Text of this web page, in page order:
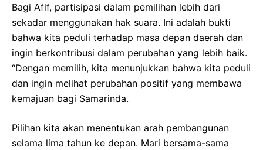
Bagi Afif, partisipasi dalam pemilihan lebih dari
sekadar menggunakan hak suara. Ini adalah bukti
bahwa kita peduli terhadap masa depan daerah dan
ingin berkontribusi dalam perubahan yang lebih baik.
“Dengan memilih, kita menunjukkan bahwa kita peduli
dan ingin melihat perubahan positif yang membawa
kemajuan bagi Samarinda.
Pilihan kita akan menentukan arah pembangunan
selama lima tahun ke depan. Mari bersama-sama